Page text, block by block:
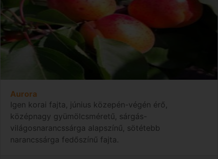
Aurora
Igen korai fajta, június közepén-végén érő,
középnagy gyümölcsméretű, sárgás-
világosnarancssárga alapszínű, sötétebb
narancssárga fedőszínű fajta.